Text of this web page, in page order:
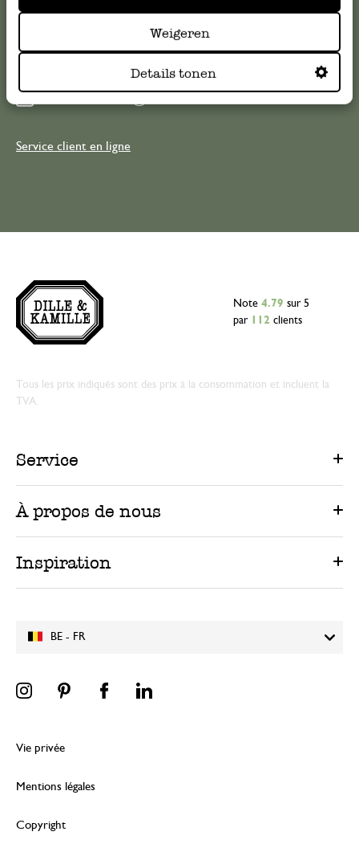
Weigeren
Details tonen
Pour toute question ou demande de conseil ou d’aide,
veuillez contacter notre service clientèle. Ou retrouvez ici
nos réponses auxquestions les plus fréquemment posées.
Service client en ligne
BE - FR
Note 4.79 sur 5
par
112 clients
Tous les prix indiqués sont des prix à la consommation et incluent la
TVA.
Service
À propos de nous
Inspiration
Vie privée
Mentions légales
Copyright